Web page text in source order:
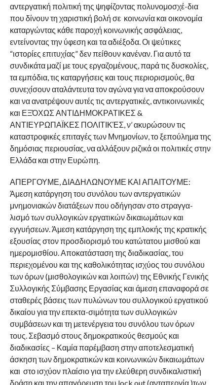
αντεργατική πολιτική της ψηφίζοντας πολυνομοσχέ-δια
που δίνουν τη χαριστική βολή σε κοινωνία και οικονομία
καταργώντας κάθε παροχή κοινωνικής ασφάλειας,
εντείνοντας την ύφεση και τα αδιέξοδα. Οι ψεύτικες
“ιστορίες επιτυχίας” δεν πείθουν κανέναν. Για αυτό τα
συνδικάτα μαζί με τους εργαζομένους, παρά τις δυσκολίες,
τα εμπόδια, τις καταργήσεις και τους περιορισμούς, θα
συνεχίσουν αταλάντευτα τον αγώνα για να αποκρούσουν
και να ανατρέψουν αυτές τις αντεργατικές, αντικοινωνικές
και ΕΞΌΧΩΣ ΑΝΤΙΔΗΜΟΚΡΑΤΙΚΕΣ &
ΑΝΤΙΕΥΡΩΠΑΪΚΕΣ ΠΟΛΙΤΙΚΈΣ, ν’ ακυρώσουν τις
καταστροφικές επιταγές των Μνημονίων, το ξεπούλημα της
δημόσιας περιουσίας, να αλλάξουν ριζικά οι πολιτικές στην
Ελλάδα και στην Ευρώπη.
ΑΠΕΡΓΟΥΜΕ, ΔΙΑΔΗΛΩΝΟΥΜΕ ΚΑΙ ΑΠΑΙΤΟΥΜΕ:
Άμεση κατάργηση του συνόλου των αντεργατικών
μνημονιακών διατάξεων που οδήγησαν στο στραγγα-
λισμό των συλλογικών εργατικών δικαιωμάτων και
εγγυήσεων. Άμεση κατάργηση της εμπλοκής της κρατικής
εξουσίας στον προσδιορισμό του κατώτατου μισθού και
ημερομισθίου. Αποκατάσταση της διαδικασίας, του
περιεχομένου και της καθολικότητας ισχύος του συνόλου
των όρων (μισθολογικών και λοιπών) της Εθνικής Γενικής
Συλλογικής Σύμβασης Εργασίας και άμεση επαναφορά σε
σταθερές βάσεις των πυλώνων του συλλογικού εργατικού
δικαίου για την επεκτα-σιμότητα των συλλογικών
συμβάσεων και τη μετενέργεια του συνόλου των όρων
τους. Σεβασμό στους δημοκρατικούς θεσμούς και
διαδικασίες – Καμία παρέμβαση στην αποτελεσματική
άσκηση των δημοκρατικών και κοινωνικών δικαιωμάτων
και στο ισχύον πλαίσιο για την ελεύθερη συνδικαλιστική
δράση και την απαγόρευση του lock out (ανταπεργία )των